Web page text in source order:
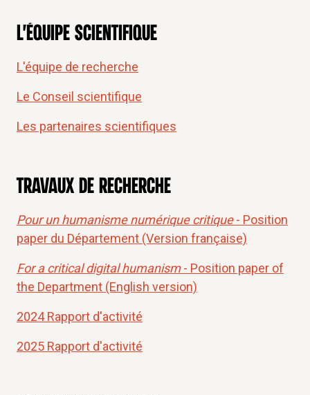
L'équipe scientifique
L'équipe de recherche
Le Conseil scientifique
Les partenaires scientifiques
travaux de recherche
Pour un humanisme numérique critique- Position
paper du Département (Version française)
For a critical digital humanism- Position paper of
the Department (English version)
2024 Rapport d'activité
2025 Rapport d'activité